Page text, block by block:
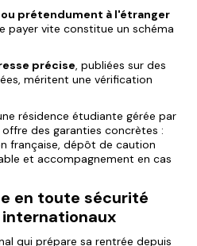
prétendument à l'étranger
payer vite constitue un schéma
précise, publiées sur des
méritent une vérification
résidence étudiante gérée par
des garanties concrètes :
française, dépôt de caution
et accompagnement en cas
en toute sécurité
qui prépare sa rentrée depuis